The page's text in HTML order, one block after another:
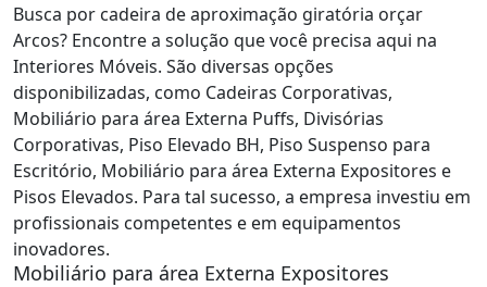
Busca por cadeira de aproximação giratória orçar
Arcos? Encontre a solução que você precisa aqui na
Interiores Móveis. São diversas opções
disponibilizadas, como Cadeiras Corporativas,
Mobiliário para área Externa Puffs, Divisórias
Corporativas, Piso Elevado BH, Piso Suspenso para
Escritório, Mobiliário para área Externa Expositores e
Pisos Elevados. Para tal sucesso, a empresa investiu em
profissionais competentes e em equipamentos
inovadores.
Mobiliário para área Externa Expositores